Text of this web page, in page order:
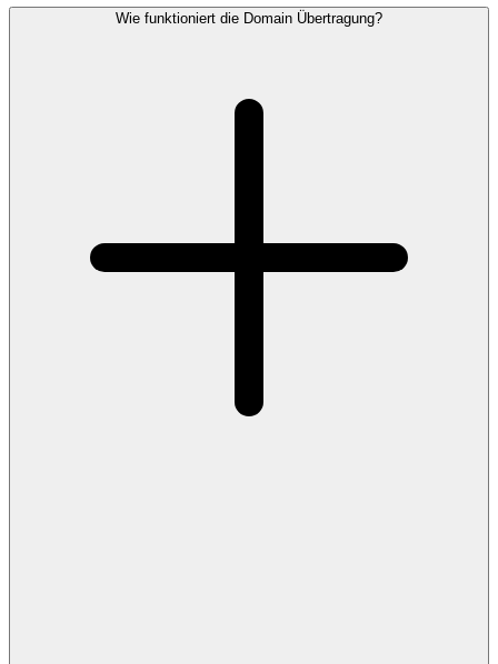
Wie funktioniert die Domain Übertragung?